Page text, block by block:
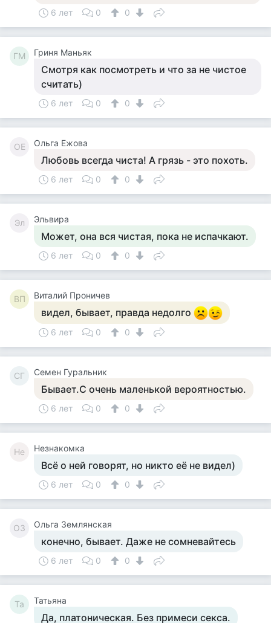
6 лет 0 0
ГМ Гриня Маньяк
Смотря как посмотреть и что за не чистое
считать)
6 лет 0 0
ОЕ Ольга Ежова
Любовь всегда чиста! А грязь - это похоть.
6 лет 0 0
Эл Эльвира
Может, она вся чистая, пока не испачкают.
6 лет 0 0
ВП Виталий Проничев
видел, бывает, правда недолго
6 лет 0 0
СГ Семен Гуральник
Бывает.С очень маленькой вероятностью.
6 лет 0 0
Не Незнакомка
Всё о ней говорят, но никто её не видел)
6 лет 0 0
ОЗ Ольга Землянская
конечно, бывает. Даже не сомневайтесь
6 лет 0 0
Та Татьяна
Да, платоническая. Без примеси секса.